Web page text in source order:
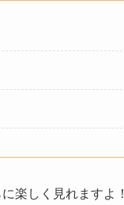
楽しく見れますよ！